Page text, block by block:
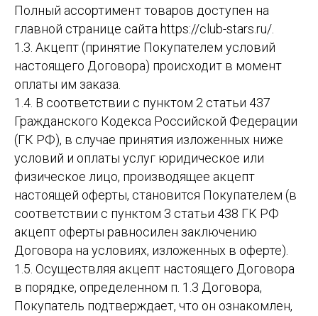
Полный ассортимент товаров доступен на
главной странице сайта https://club-stars.ru/.
1.3. Акцепт (принятие Покупателем условий
настоящего Договора) происходит в момент
оплаты им заказа.
1.4. В соответствии с пунктом 2 статьи 437
Гражданского Кодекса Российской Федерации
(ГК РФ), в случае принятия изложенных ниже
условий и оплаты услуг юридическое или
физическое лицо, производящее акцепт
настоящей оферты, становится Покупателем (в
соответствии с пунктом 3 статьи 438 ГК РФ
акцепт оферты равносилен заключению
Договора на условиях, изложенных в оферте).
1.5. Осуществляя акцепт настоящего Договора
в порядке, определенном п. 1.3 Договора,
Покупатель подтверждает, что он ознакомлен,